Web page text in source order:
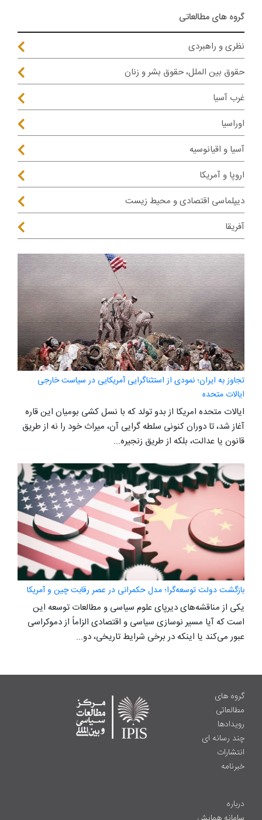
گروه های مطالعاتی
نظری و راهبردی
حقوق بین الملل، حقوق بشر و زنان
غرب آسیا
اوراسیا
آسیا و اقیانوسیه
اروپا و آمریکا
دیپلماسی اقتصادی و محیط زیست
آفریقا
تجاوز به ایران؛ نمودی از استثناگرایی آمریکایی در سیاست خارجی
ایالات متحده
ایالات متحده امریکا از بدو تولد که با نسل کشی بومیان این قاره
آغاز شد، تا دوران کنونی سلطه گرایی آن، میراث خود را نه از طریق
قانون یا عدالت، بلکه از طریق زنجیره...
بازگشت دولت توسعه‌گرا؛ مدل حکمرانی در عصر رقابت چین و آمریکا
یکی از مناقشه‌های دیرپای علوم سیاسی و مطالعات توسعه این
است که آیا مسیر نوسازی سیاسی و اقتصادی الزاماً از دموکراسی
عبور می‌کند یا اینکه در برخی شرایط تاریخی، دو...
گروه های
مطالعاتی
رویدادها
چند رسانه ای
انتشارات
خبرنامه
درباره